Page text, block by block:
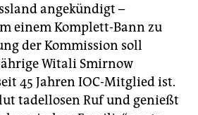
angekündigt –
einem Komplett-Bann zu
der Kommission soll
Witali Smirnow
45 Jahren IOC-Mitglied ist.
tadellosen Ruf und genießt